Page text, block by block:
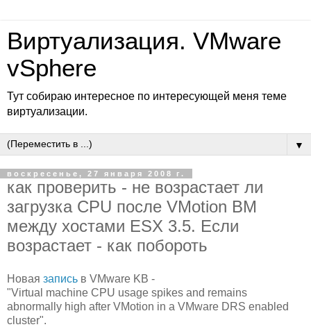
Виртуализация. VMware
vSphere
Тут собираю интересное по интересующей меня теме
виртуализации.
▼
воскресенье, 27 января 2008 г.
как проверить - не возрастает ли
загрузка CPU после VMotion ВМ
между хостами ESX 3.5. Если
возрастает - как побороть
Новая запись в VMware KB -
"Virtual machine CPU usage spikes and remains
abnormally high after VMotion in a VMware DRS enabled
cluster".